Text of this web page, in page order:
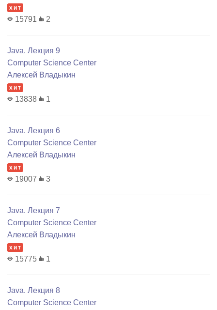
хит
15791 2
Java. Лекция 9
Computer Science Center
Алексей Владыкин
хит
13838 1
Java. Лекция 6
Computer Science Center
Алексей Владыкин
хит
19007 3
Java. Лекция 7
Computer Science Center
Алексей Владыкин
хит
15775 1
Java. Лекция 8
Computer Science Center